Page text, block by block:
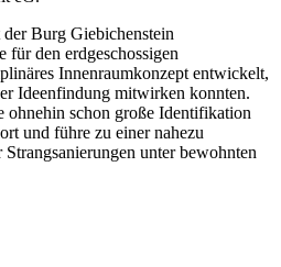
Burg Giebichenstein
den erdgeschossigen
Innenraumkonzept entwickelt,
Ideenfindung mitwirken konnten.
ohnehin schon große Identifikation
und führe zu einer nahezu
unter bewohnten